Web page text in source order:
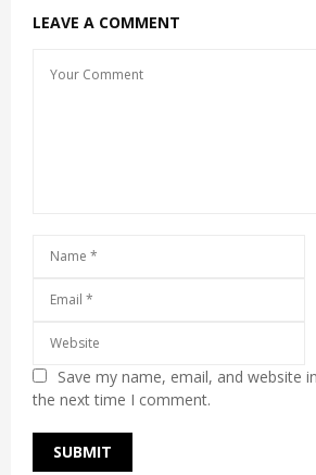
LEAVE A COMMENT
Save my name, email, and website
the next time I comment.